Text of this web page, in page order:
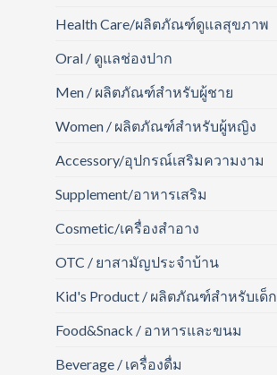
Health Care/ผลิตภัณฑ์ดูแลสุขภาพ
Oral / ดูแลช่องปาก
Men / ผลิตภัณฑ์สำหรับผู้ชาย
Women / ผลิตภัณฑ์สำหรับผู้หญิง
Accessory/อุปกรณ์เสริมความงาม
Supplement/อาหารเสริม
Cosmetic/เครื่องสำอาง
OTC / ยาสามัญประจำบ้าน
Kid's Product / ผลิตภัณฑ์สำหรับเด็ก
Food&Snack / อาหารและขนม
Beverage / เครื่องดื่ม